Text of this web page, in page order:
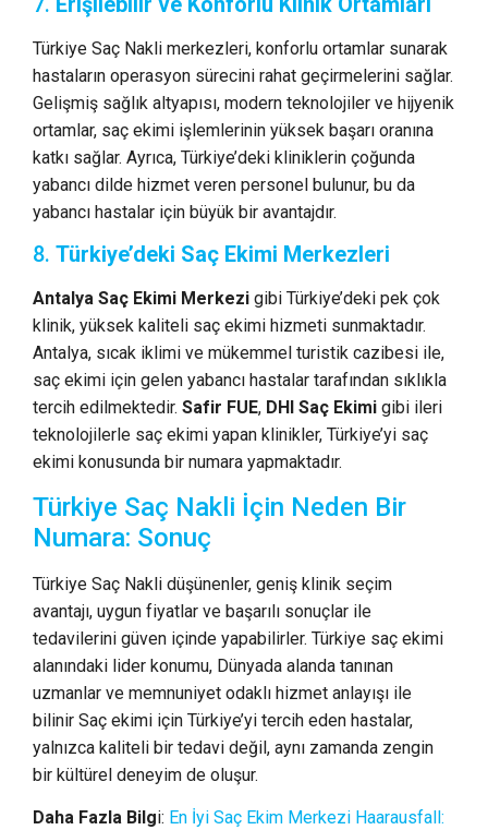
Türkiye Saç Nakli merkezleri, konforlu ortamlar sunarak
hastaların operasyon sürecini rahat geçirmelerini sağlar.
Gelişmiş sağlık altyapısı, modern teknolojiler ve hijyenik
ortamlar, saç ekimi işlemlerinin yüksek başarı oranına
katkı sağlar. Ayrıca, Türkiye’deki kliniklerin çoğunda
yabancı dilde hizmet veren personel bulunur, bu da
yabancı hastalar için büyük bir avantajdır.
8. Türkiye’deki Saç Ekimi Merkezleri
Antalya Saç Ekimi Merkezi gibi Türkiye’deki pek çok
klinik, yüksek kaliteli saç ekimi hizmeti sunmaktadır.
Antalya, sıcak iklimi ve mükemmel turistik cazibesi ile,
saç ekimi için gelen yabancı hastalar tarafından sıklıkla
tercih edilmektedir. Safir FUE, DHI Saç Ekimi gibi ileri
teknolojilerle saç ekimi yapan klinikler, Türkiye’yi saç
ekimi konusunda bir numara yapmaktadır.
Türkiye Saç Nakli İçin Neden Bir
Numara: Sonuç
Türkiye Saç Nakli düşünenler, geniş klinik seçim
avantajı, uygun fiyatlar ve başarılı sonuçlar ile
tedavilerini güven içinde yapabilirler. Türkiye saç ekimi
alanındaki lider konumu, Dünyada alanda tanınan
uzmanlar ve memnuniyet odaklı hizmet anlayışı ile
bilinir Saç ekimi için Türkiye’yi tercih eden hastalar,
yalnızca kaliteli bir tedavi değil, aynı zamanda zengin
bir kültürel deneyim de oluşur.
Daha Fazla Bilgi: En İyi Saç Ekim Merkezi Haarausfall: